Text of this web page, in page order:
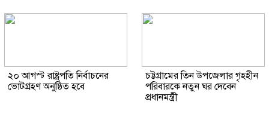
২০ আগস্ট রাষ্ট্রপতি নির্বাচনের
ভোটগ্রহণ অনুষ্ঠিত হবে
চট্টগ্রামের তিন উপজেলার গৃহহীন
পরিবারকে নতুন ঘর দেবেন
প্রধানমন্ত্রী